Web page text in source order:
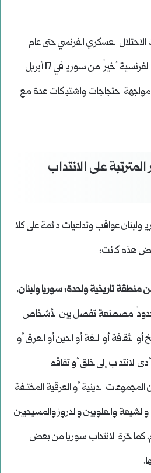
العسكري الفرنسي حتى عام
1946، عندما انسحبت القوات الفرنسية أخيراً من سوريا في 17 أبريل
بعد مواجهة احتجاجات واشتباكات عدة مع
المترتبة على الانتداب
ولبنان عواقب وتداعيات دائمة على كلا
هذه كانت:
منطقة تاريخية واحدة: سوريا ولبنان.
حدوداً مصطنعة تفصل بين الأشخاص
الثقافة أو اللغة أو الدين أو العرق أو
الانتداب إلى خلق أو تفاقم
المجموعات الدينية أو العرقية المختلفة
والعلويين والدروز والمسيحيين
كما حَرَمَ الانتداب سوريا من بعض